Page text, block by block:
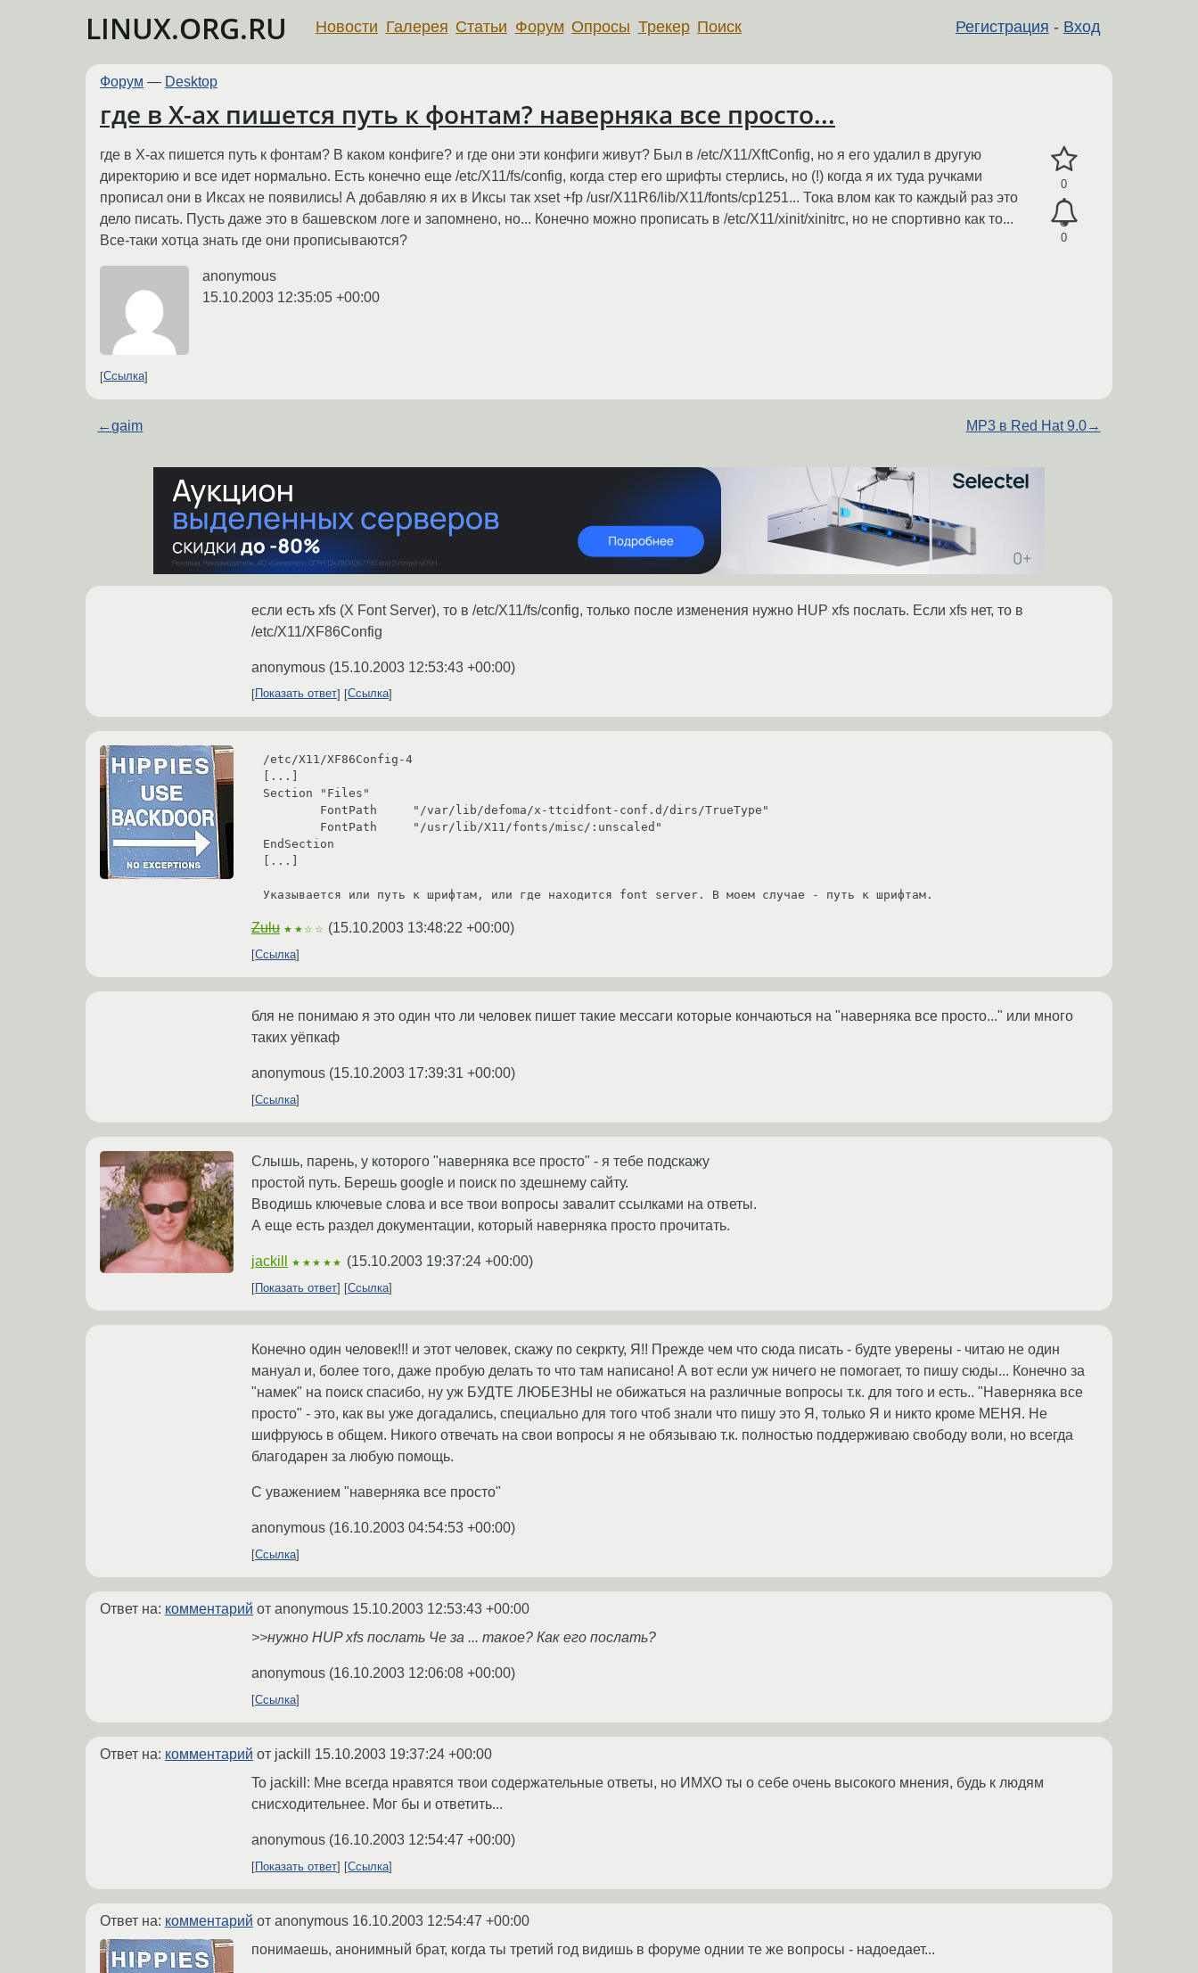
LINUX.ORG.RU Регистрация - Вход
Новости Галерея Статьи Форум Опросы Трекер Поиск
Форум — Desktop
где в X-ах пишется путь к фонтам? наверняка все просто...
0
0
где в X-ах пишется путь к фонтам? В каком конфиге? и где они эти конфиги живут? Был в /etc/X11/XftConfig, но я его удалил в другую
директорию и все идет нормально. Есть конечно еще /etc/X11/fs/config, когда стер его шрифты стерлись, но (!) когда я их туда ручками
прописал они в Иксах не появились! А добавляю я их в Иксы так xset +fp /usr/X11R6/lib/X11/fonts/cp1251... Тока влом как то каждый раз это
дело писать. Пусть даже это в башевском логе и запомнено, но... Конечно можно прописать в /etc/X11/xinit/xinitrc, но не спортивно как то...
Все-таки хотца знать где они прописываются?
anonymous
15.10.2003 12:35:05 +00:00
Ссылка
←gaim MP3 в Red Hat 9.0→
если есть xfs (X Font Server), то в /etc/X11/fs/config, только после изменения нужно HUP xfs послать. Если xfs нет, то в
/etc/X11/XF86Config
anonymous (15.10.2003 12:53:43 +00:00)
Показать ответ Ссылка
/etc/X11/XF86Config-4
[...]
Section "Files"
EndSection
[...]
Указывается или путь к шрифтам, или где находится font server. В моем случае - путь к шрифтам.
Zulu ★★☆☆ (15.10.2003 13:48:22 +00:00)
Ссылка
бля не понимаю я это один что ли человек пишет такие мессаги которые кончаються на "наверняка все просто..." или много
таких уёпкаф
anonymous (15.10.2003 17:39:31 +00:00)
Ссылка
Слышь, парень, у которого "наверняка все просто" - я тебе подскажу
простой путь. Берешь google и поиск по здешнему сайту.
Вводишь ключевые слова и все твои вопросы завалит ссылками на ответы.
А еще есть раздел документации, который наверняка просто прочитать.
jackill ★★★★★ (15.10.2003 19:37:24 +00:00)
Показать ответ Ссылка
Конечно один человек!!! и этот человек, скажу по секркту, Я!! Прежде чем что сюда писать - будте уверены - читаю не один
мануал и, более того, даже пробую делать то что там написано! А вот если уж ничего не помогает, то пишу сюды... Конечно за
"намек" на поиск спасибо, ну уж БУДТЕ ЛЮБЕЗНЫ не обижаться на различные вопросы т.к. для того и есть.. "Наверняка все
просто" - это, как вы уже догадались, специально для того чтоб знали что пишу это Я, только Я и никто кроме МЕНЯ. Не
шифруюсь в общем. Никого отвечать на свои вопросы я не обязываю т.к. полностью поддерживаю свободу воли, но всегда
благодарен за любую помощь.
С уважением "наверняка все просто"
anonymous (16.10.2003 04:54:53 +00:00)
Ссылка
Ответ на: комментарий от anonymous 15.10.2003 12:53:43 +00:00
>>нужно HUP xfs послать Че за ... такое? Как его послать?
anonymous (16.10.2003 12:06:08 +00:00)
Ссылка
Ответ на: комментарий от jackill 15.10.2003 19:37:24 +00:00
To jackill: Мне всегда нравятся твои содержательные ответы, но ИМХО ты о себе очень высокого мнения, будь к людям
снисходительнее. Мог бы и ответить...
anonymous (16.10.2003 12:54:47 +00:00)
Показать ответ Ссылка
Ответ на: комментарий от anonymous 16.10.2003 12:54:47 +00:00
понимаешь, анонимный брат, когда ты третий год видишь в форуме однии те же вопросы - надоедает...